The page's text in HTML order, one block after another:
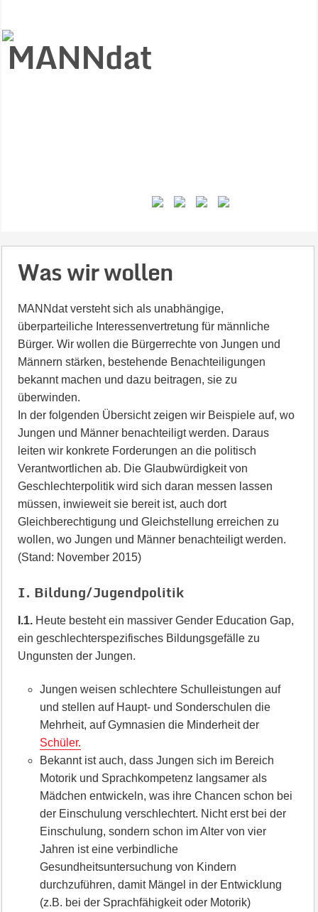
Was wir wollen
MANNdat versteht sich als unabhängige,
überparteiliche Interessenvertretung für männliche
Bürger. Wir wollen die Bürgerrechte von Jungen und
Männern stärken, bestehende Benachteiligungen
bekannt machen und dazu beitragen, sie zu
überwinden.
In der folgenden Übersicht zeigen wir Beispiele auf, wo
Jungen und Männer benachteiligt werden. Daraus
leiten wir konkrete Forderungen an die politisch
Verantwortlichen ab. Die Glaubwürdigkeit von
Geschlechterpolitik wird sich daran messen lassen
müssen, inwieweit sie bereit ist, auch dort
Gleichberechtigung und Gleichstellung erreichen zu
wollen, wo Jungen und Männer benachteiligt werden.
(Stand: November 2015)
I. Bildung/Jugendpolitik
I.1. Heute besteht ein massiver Gender Education Gap,
ein geschlechterspezifisches Bildungsgefälle zu
Ungunsten der Jungen.
Jungen weisen schlechtere Schulleistungen auf
und stellen auf Haupt- und Sonderschulen die
Mehrheit, auf Gymnasien die Minderheit der
Schüler.
Bekannt ist auch, dass Jungen sich im Bereich
Motorik und Sprachkompetenz langsamer als
Mädchen entwickeln, was ihre Chancen schon bei
der Einschulung verschlechtert. Nicht erst bei der
Einschulung, sondern schon im Alter von vier
Jahren ist eine verbindliche
Gesundheitsuntersuchung von Kindern
durchzuführen, damit Mängel in der Entwicklung
(z.B. bei der Sprachfähigkeit oder Motorik)